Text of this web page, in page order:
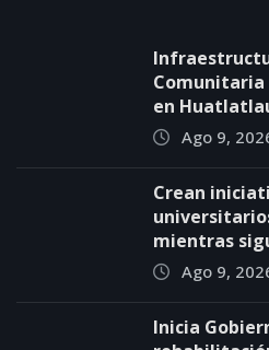
en
Ago 9,
Crean
mientras
Ago 9,
Inicia